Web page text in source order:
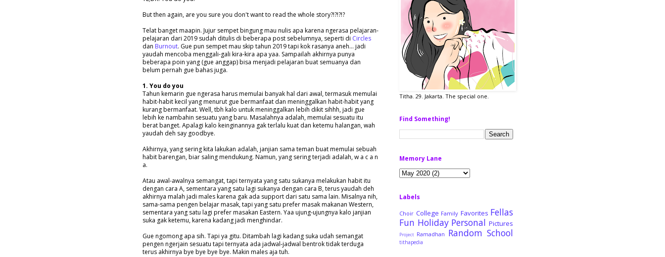
But then again, are you sure you don't want to read the whole story?!?!?!?
Telat banget maapin. Jujur sempet bingung mau nulis apa karena ngerasa pelajaran-
pelajaran dari 2019 sudah ditulis di beberapa post sebelumnya, seperti di Circles
dan Burnout. Gue pun sempet mau skip tahun 2019 tapi kok rasanya aneh... jadi
yaudah mencoba menggali-gali kira-kira apa yaa. Sampailah akhirnya punya
beberapa poin yang (gue anggap) bisa menjadi pelajaran buat semuanya dan
belum pernah gue bahas juga.
1. You do you
Tahun kemarin gue ngerasa harus memulai banyak hal dari awal, termasuk memulai
habit-habit kecil yang menurut gue bermanfaat dan meninggalkan habit-habit yang
kurang bermanfaat. Well, tbh kalo untuk meninggalkan lebih dikit sihhh, jadi gue
lebih ke nambahin sesuatu yang baru. Masalahnya adalah, memulai sesuatu itu
berat banget. Apalagi kalo keinginannya gak terlalu kuat dan ketemu halangan, wah
yaudah deh say goodbye.
Akhirnya, yang sering kita lakukan adalah, janjian sama teman buat memulai sebuah
habit barengan, biar saling mendukung. Namun, yang sering terjadi adalah, w a c a n
a.
Atau awal-awalnya semangat, tapi ternyata yang satu sukanya melakukan habit itu
dengan cara A, sementara yang satu lagi sukanya dengan cara B, terus yaudah deh
akhirnya malah jadi males karena gak ada support dari satu sama lain. Misalnya nih,
sama-sama pengen belajar masak, tapi yang satu prefer masak makanan Western,
sementara yang satu lagi prefer masakan Eastern. Yaa ujung-ujungnya kalo janjian
suka gak ketemu, karena kadang jadi menghindar.
Gue ngomong apa sih. Tapi ya gitu. Ditambah lagi kadang suka udah semangat
pengen ngerjain sesuatu tapi ternyata ada jadwal-jadwal bentrok tidak terduga
terus akhirnya bye bye bye bye. Makin males aja tuh.
Titha. 29. Jakarta. The special one.
Find Something!
Memory Lane
Labels
Choir College Family Favorites Fellas
Fun Holiday Personal Pictures
Project Ramadhan Random School
tithapedia